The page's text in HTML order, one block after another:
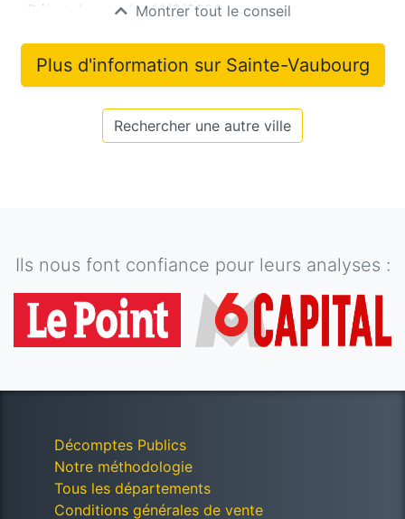
Début du mandat14/2/2026
Montrer tout le conseil
Plus d'information sur Sainte-Vaubourg
Rechercher une autre ville
Ils nous font confiance pour leurs analyses :
Décomptes Publics
Notre méthodologie
Tous les départements
Conditions générales de vente